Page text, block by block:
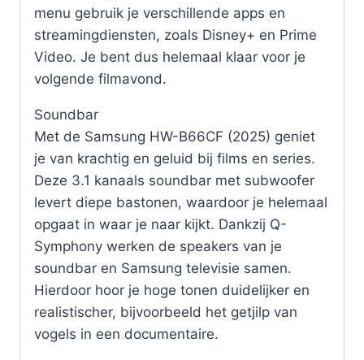
menu gebruik je verschillende apps en
streamingdiensten, zoals Disney+ en Prime
Video. Je bent dus helemaal klaar voor je
volgende filmavond.
Soundbar
Met de Samsung HW-B66CF (2025) geniet
je van krachtig en geluid bij films en series.
Deze 3.1 kanaals soundbar met subwoofer
levert diepe bastonen, waardoor je helemaal
opgaat in waar je naar kijkt. Dankzij Q-
Symphony werken de speakers van je
soundbar en Samsung televisie samen.
Hierdoor hoor je hoge tonen duidelijker en
realistischer, bijvoorbeeld het getjilp van
vogels in een documentaire.